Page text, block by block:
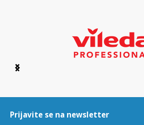
Item
6
Prijavite se na newsletter